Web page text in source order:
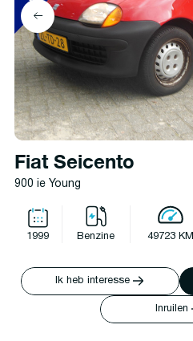
Fiat Seicento
900 ie Young
1999 Benzine 49723 KM
Ik heb interesse
Inruilen